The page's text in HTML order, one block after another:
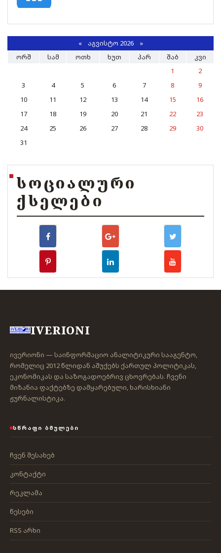
«ᲐᲒᲕᲘᲡᲢᲝ 2026 »
ᲝᲠᲨ
ᲡᲐᲛ ᲝᲗᲮ ᲮᲣᲗ ᲞᲐᲠ ᲨᲐᲑ
ᲙᲕᲘ
1
2
3
4 5 6 7 8
9
10
11 12 13 14 15
16
17
18 19 20 21 22
23
24
25 26 27 28 29
30
31
ᲡᲝᲪᲘᲐᲚᲣᲠᲘ
ᲥᲡᲔᲚᲔᲑᲘ
IVERIONI
ივერიონი — საინფორმაციო ანალიტიკური სააგენტო,
რომელიც 2012 წლიდან აშუქებს ქართულ პოლიტიკას,
ეკონომიკას და საზოგადოებრივ ცხოვრებას. ჩვენი
მიზანია ფაქტებზე დამყარებული, ხარისხიანი
ჟურნალისტიკა.
ᲡᲬᲠᲐᲤᲘ ᲑᲛᲣᲚᲔᲑᲘ
ჩვენ შესახებ
კონტაქტი
რეკლამა
წესები
RSS არხი